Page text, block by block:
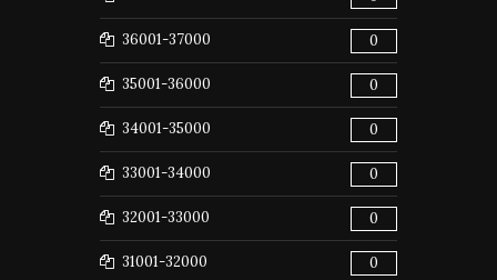
36001-37000 0
35001-36000 0
34001-35000 0
33001-34000 0
32001-33000 0
31001-32000 0